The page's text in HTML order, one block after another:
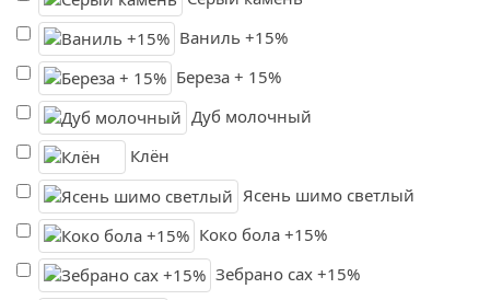
Ваниль +15%
Береза + 15%
Дуб молочный
Клён
Ясень шимо светлый
Коко бола +15%
Зебрано сах +15%